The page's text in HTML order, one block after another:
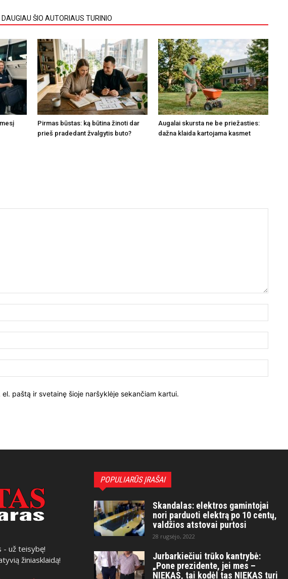
DAUGIAU ŠIO AUTORIAUS TURINIO
Pirmas būstas: ką būtina žinoti dar
prieš pradedant žvalgytis buto?
Augalai skursta ne be priežasties:
dažna klaida kartojama kasmet
paštą ir svetainę šioje naršyklėje sekančiam kartui.
- už teisybę!
žiniasklaidą!
POPULIARŪS ĮRAŠAI
Skandalas: elektros gamintojai
nori parduoti elektrą po 10 centų,
valdžios atstovai purtosi
28 rugsėjo, 2022
Jurbarkiečiui trūko kantrybė:
„Pone prezidente, jei mes –
NIEKAS, tai kodėl tas NIEKAS turi